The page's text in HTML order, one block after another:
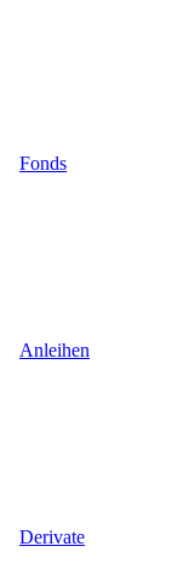
Fonds
Anleihen
Derivate